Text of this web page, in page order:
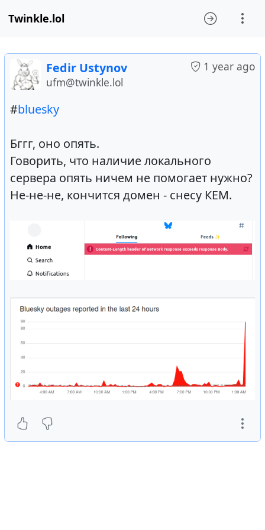
Twinkle.lol
1 year ago
Fedir Ustynov
ufm@twinkle.lol
#bluesky
Бггг, оно опять.
Говорить, что наличие локального
сервера опять ничем не помогает нужно?
Не-не-не, кончится домен - снесу КЕМ.